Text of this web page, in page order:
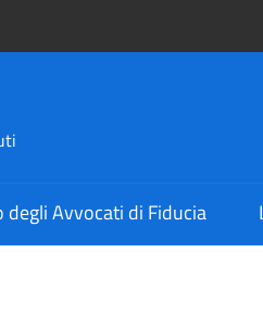
degli Avvocati di Fiducia